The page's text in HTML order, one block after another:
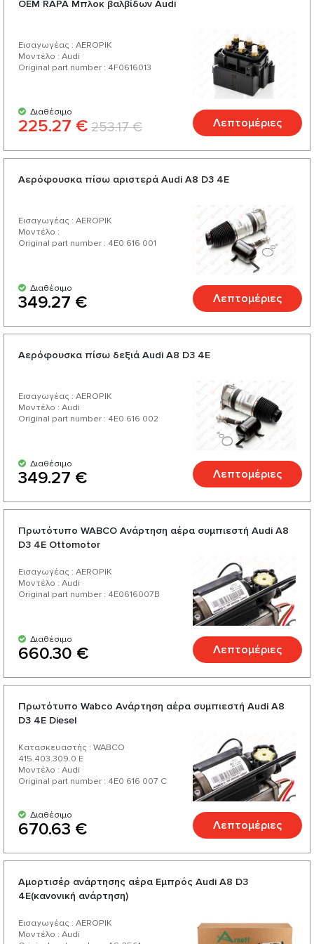
ОЕМ RAPA Μπλοκ βαλβίδων Audi
Εισαγωγέας : AEROPIK
Μοντέλο : Audi
Original part number : 4F0616013
Διαθέσιμο
225.27 € 253.17 € Λεπτομέριες
Αερόφουσκα πίσω αριστερά Audi А8 D3 4E
Εισαγωγέας : AEROPIK
Μοντέλο :
Original part number : 4E0 616 001
Διαθέσιμο
349.27 € Λεπτομέριες
Αερόφουσκα πίσω δεξιά Audi А8 D3 4E
Εισαγωγέας : AEROPIK
Μοντέλο : Audi
Original part number : 4E0 616 002
Διαθέσιμο
349.27 € Λεπτομέριες
Πρωτότυπο WABCO Ανάρτηση αέρα συμπιεστή Audi A8
D3 4E Ottomotor
Εισαγωγέας : AEROPIK
Μοντέλο : Audi
Original part number : 4E0616007B
Διαθέσιμο
660.30 € Λεπτομέριες
Πρωτότυπο Wabco Ανάρτηση αέρα συμπιεστή Audi A8
D3 4E Diesel
Κατασκευαστής : WABCO
415.403.309.0 E
Μοντέλο : Audi
Original part number : 4E0 616 007 C
Διαθέσιμο
670.63 € Λεπτομέριες
Αμορτισέρ ανάρτησης αέρα Εμπρός Audi A8 D3
4E(κανονική ανάρτηση)
Εισαγωγέας : AEROPIK
Μοντέλο : Audi